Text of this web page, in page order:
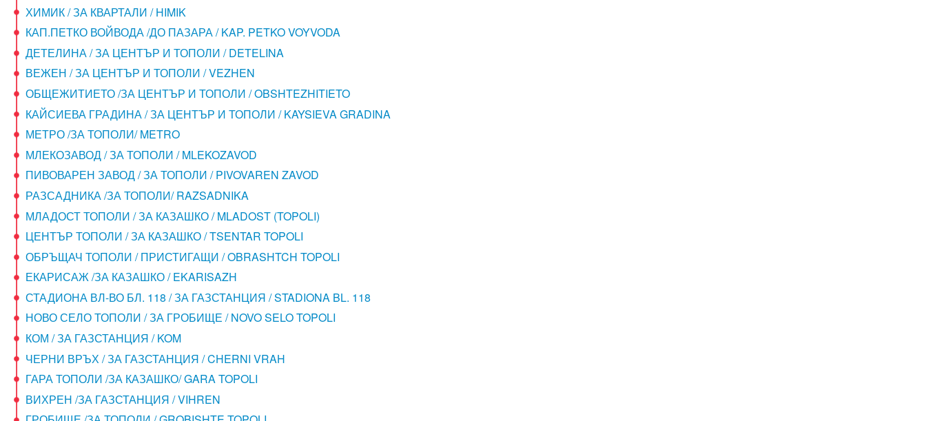
ХИМИК / ЗА КВАРТАЛИ / HIMIK
КАП.ПЕТКО ВОЙВОДА /ДО ПАЗАРА / KAP. PETKO VOYVODA
ДЕТЕЛИНА / ЗА ЦЕНТЪР И ТОПОЛИ / DETELINA
ВЕЖЕН / ЗА ЦЕНТЪР И ТОПОЛИ / VEZHEN
ОБЩЕЖИТИЕТО /ЗА ЦЕНТЪР И ТОПОЛИ / OBSHTEZHITIETO
КАЙСИЕВА ГРАДИНА / ЗА ЦЕНТЪР И ТОПОЛИ / KAYSIEVA GRADINA
МЕТРО /ЗА ТОПОЛИ/ METRO
МЛЕКОЗАВОД / ЗА ТОПОЛИ / MLEKOZAVOD
ПИВОВАРЕН ЗАВОД / ЗА ТОПОЛИ / PIVOVAREN ZAVOD
РАЗСАДНИКА /ЗА ТОПОЛИ/ RAZSADNIKA
МЛАДОСТ ТОПОЛИ / ЗА КАЗАШКО / MLADOST (TOPOLI)
ЦЕНТЪР ТОПОЛИ / ЗА КАЗАШКО / TSENTAR TOPOLI
ОБРЪЩАЧ ТОПОЛИ / ПРИСТИГАЩИ / OBRASHTCH TOPOLI
ЕКАРИСАЖ /ЗА КАЗАШКО / EKARISAZH
СТАДИОНА ВЛ-ВО БЛ. 118 / ЗА ГАЗСТАНЦИЯ / STADIONA BL. 118
НОВО СЕЛО ТОПОЛИ / ЗА ГРОБИЩЕ / NOVO SELO TOPOLI
КОМ / ЗА ГАЗСТАНЦИЯ / KOM
ЧЕРНИ ВРЪХ / ЗА ГАЗСТАНЦИЯ / CHERNI VRAH
ГАРА ТОПОЛИ /ЗА КАЗАШКО/ GARA TOPOLI
ВИХРЕН /ЗА ГАЗСТАНЦИЯ / VIHREN